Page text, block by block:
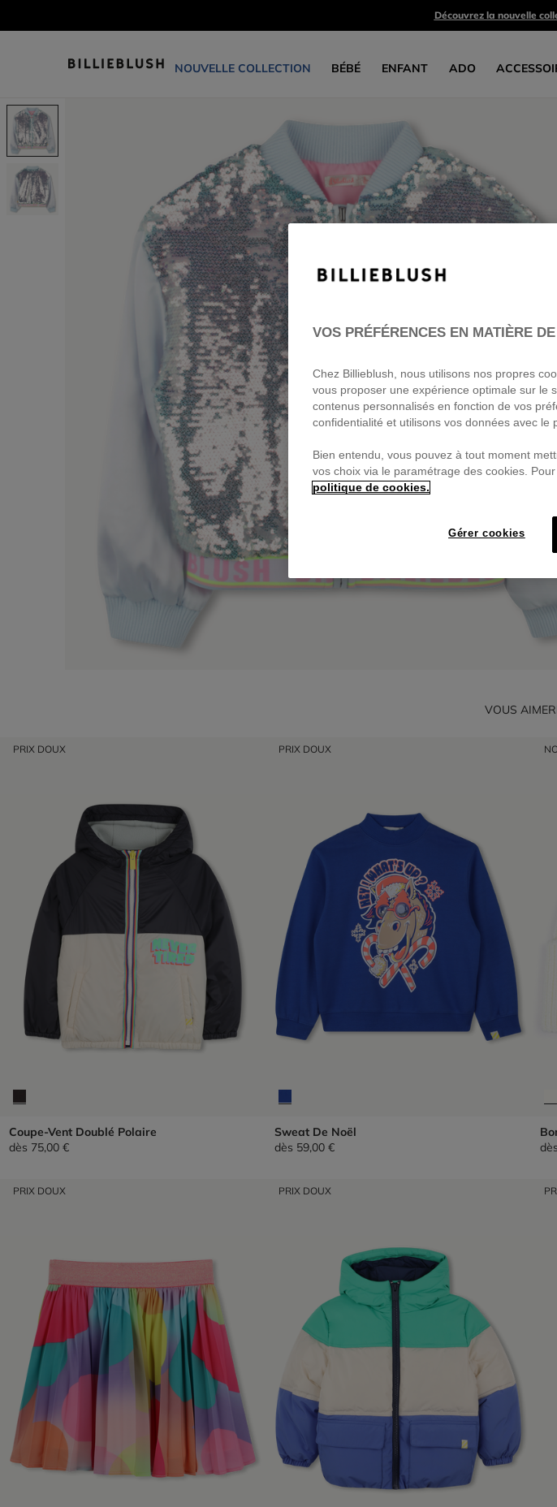
Découvrez la nouvelle
NOUVELLE COLLECTION BÉBÉ ENFANT ADO
VOUS
PRIX DOUX
Coupe-Vent Doublé Polaire
dès 75,00 €
PRIX DOUX
Sweat De Noël
dès 59,00 €
dès
PRIX DOUX PRIX DOUX
VOS PRÉFÉRENCES EN MATIÈRE
Chez Billieblush, nous utilisons nos propres
vous proposer une expérience optimale sur le
contenus personnalisés en fonction de vos
confidentialité et utilisons vos données avec le
Bien entendu, vous pouvez à tout moment
vos choix via le paramétrage des cookies.
politique de cookies.
Gérer cookies